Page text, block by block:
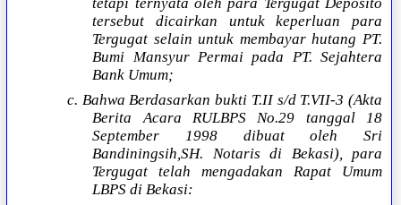
tersebut dicairkan untuk keperluan para
Tergugat selain untuk membayar hutang PT.
Bumi Mansyur Permai pada PT. Sejahtera
Bank Umum;
c. Bahwa Berdasarkan bukti T.II s/d T.VII-3 (Akta
Berita Acara RULBPS No.29 tanggal 18
September 1998 dibuat oleh Sri
Bandiningsih,SH. Notaris di Bekasi), para
Tergugat telah mengadakan Rapat Umum
LBPS di Bekasi: